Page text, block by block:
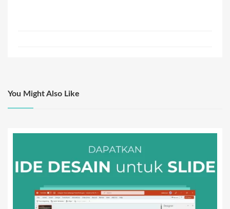
You Might Also Like